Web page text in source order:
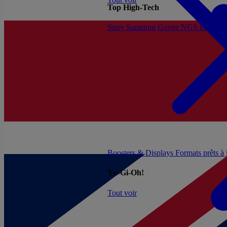
Boosters & Displays Formats prêts
Yu-Gi-Oh!
Tout voir
Top High-Tech
Sony Samsung Govee NGS Energy